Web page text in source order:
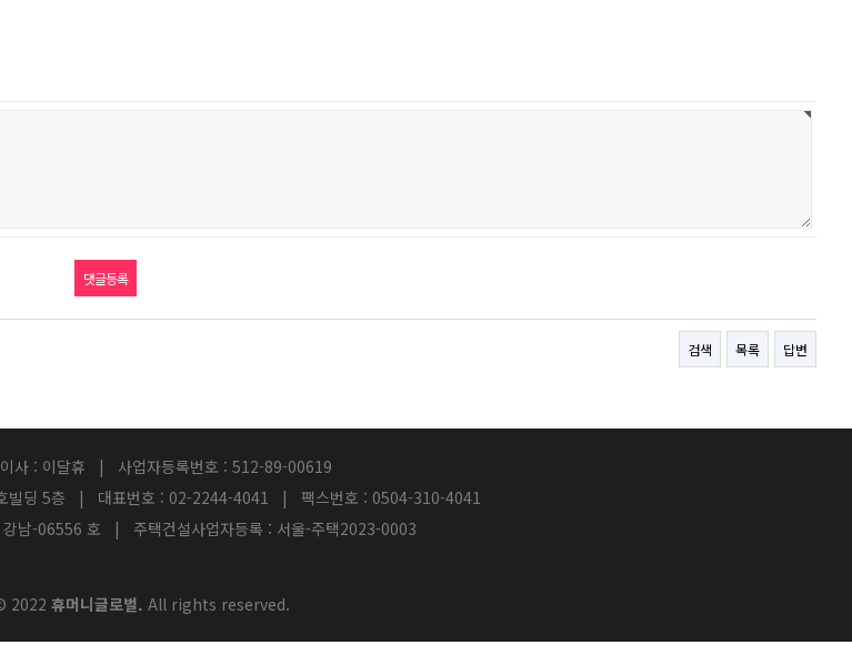
검색 목록 답변
이사 : 이달휴 | 사업자등록번호 : 512-89-00619
호빌딩 5층 | 대표번호 : 02-2244-4041 | 팩스번호 : 0504-310-4041
강남-06556 호 | 주택건설사업자등록 : 서울-주택2023-0003
2022 휴머니글로벌. All rights reserved.